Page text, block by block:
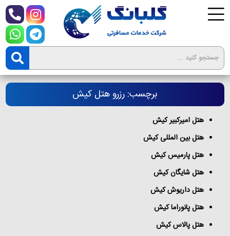
برچسب: رزرو هتل کیش
هتل امیرکبیر کیش
هتل بین المللی کیش
هتل پارمیس کیش
هتل شایگان کیش
هتل داریوش کیش
هتل پانوراما کیش
هتل پالاس کیش